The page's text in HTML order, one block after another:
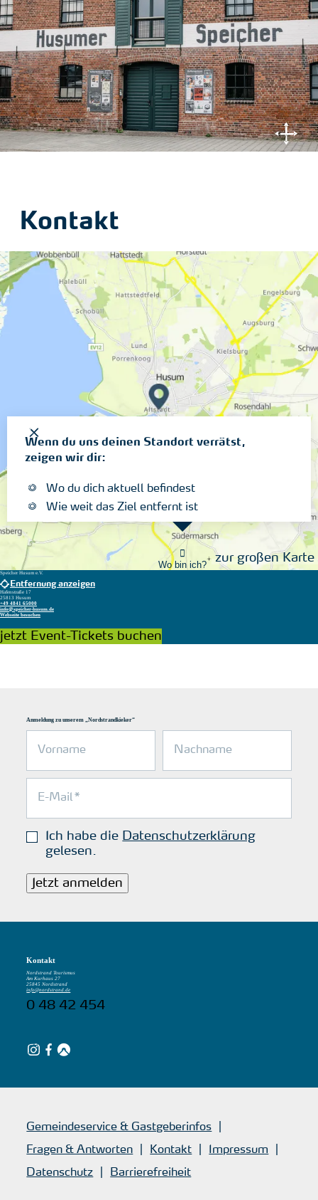
Kontakt
Wo bin ich?
Wenn du uns deinen Standort verrätst,
zeigen wir dir:
Wo du dich aktuell befindest
Wie weit das Ziel entfernt ist
zur großen Karte
Speicher Husum e.V.
Entfernung anzeigen
Hafenstraße 17
25813 Husum
+49 4841 65000
info@speicher-husum.de
Webseite besuchen
jetzt Event-Tickets buchen
Anmeldung zu unserem „Nordstrandkieker“
Ich habe die Datenschutzerklärung
gelesen.
Jetzt anmelden
Kontakt
Nordstrand Tourismus
Am Kurhaus 27
25845 Nordstrand
info@nordstrand.de
0 48 42 454
Gemeindeservice & Gastgeberinfos
Fragen & Antworten
Kontakt
Impressum
Datenschutz
Barrierefreiheit